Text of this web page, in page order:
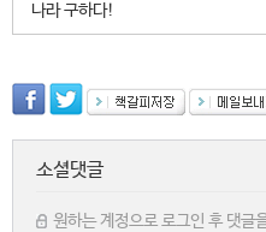
나라 구하다!
소셜댓글
원하는 계정으로 로그인 후 댓글